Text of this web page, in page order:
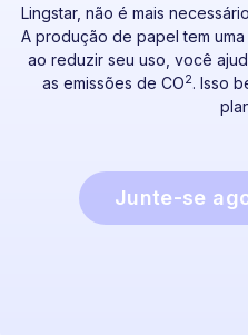
Lingstar, não é mais
A produção de papel tem
ao reduzir seu uso, você
as emissões de CO2. Isso
Junte-se